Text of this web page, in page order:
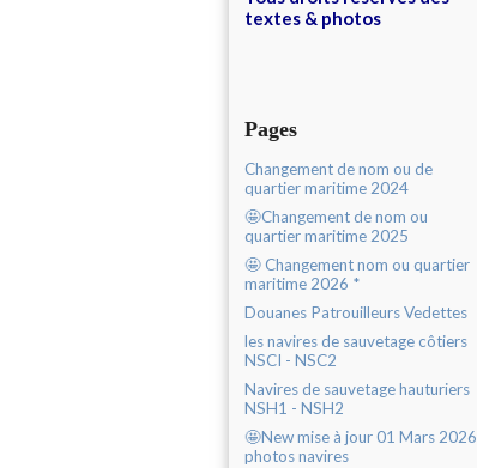
textes & photos
Pages
Changement de nom ou de
quartier maritime 2024
🤩Changement de nom ou
quartier maritime 2025
🤩 Changement nom ou quartier
maritime 2026 *
Douanes Patrouilleurs Vedettes
les navires de sauvetage côtiers
NSCI - NSC2
Navires de sauvetage hauturiers
NSH1 - NSH2
🤩New mise à jour 01 Mars 2026
photos navires